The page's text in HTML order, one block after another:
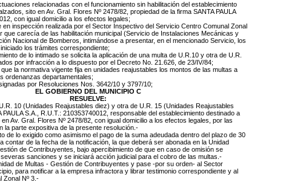
relacionadas con el funcionamiento sin habilitación del establecimiento
sito en Av. Gral. Flores Nº 2478/82, propiedad de la firma SANTA PAULA
con igual domicilio a los efectos legales;
en inspección realizada por el Sector Inspectivo del Servicio Centro Comunal Zonal
que carecía de las habilitación municipal (Servicio de Instalaciones Mecánicas y
Nacional de Bomberos, intimándose a presentar, en el mencionado Servicio, los
los trámites correspondiente;
de lo intimado se solicita la aplicación de una multa de U.R.10 y otra de U.R.
por infracción a lo dispuesto por el Decreto No. 21.626, de 23/IV/84;
que la normativa vigente fija en unidades reajustables los montos de las multas a
ordenanzas departamentales;
por Resoluciones Nos. 3642/10 y 3797/10;
EL GOBIERNO DEL MUNICIPIO C
RESUELVE:
10 (Unidades Reajustables diez) y otra de U.R. 15 (Unidades Reajustables
PAULA S.A., R.U.T.: 210353740012, responsable del establecimiento destinado a
Av. Gral. Flores Nº 2478/82, con igual domicilio a los efectos legales, por las
la parte expositiva de la presente resolución.-
de lo exigido como asimismo el pago de la suma adeudada dentro del plazo de 30
contar de la fecha de la notificación, la que deberá ser abonada en la Unidad
de Contribuyentes, bajo apercibimiento de que en caso de omisión se
sanciones y se iniciará acción judicial para el cobro de las multas.-
de Multas - Gestión de Contribuyentes y pase -por su orden- al Sector
para notificar a la empresa infractora y librar testimonio correspondiente y al
Zonal Nº 3.-